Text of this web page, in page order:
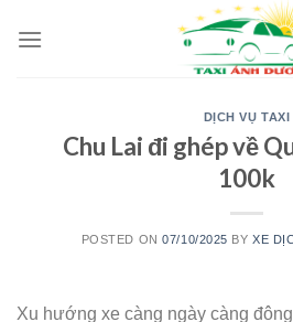
DỊCH VỤ TAXI
Chu Lai đi ghép về
100k
POSTED ON07/10/2025 BYXE
Xu hướng xe càng ngày càng